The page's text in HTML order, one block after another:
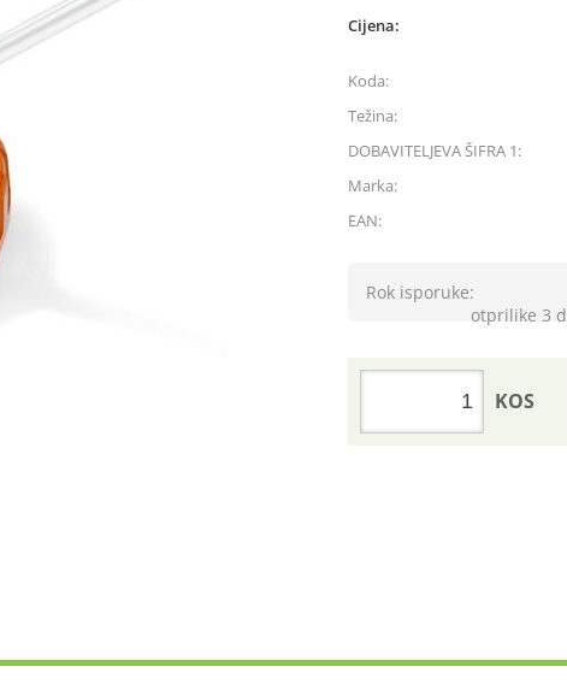
Cijena:
Koda:
Težina:
DOBAVITELJEVA ŠIFRA 1:
Marka:
EAN:
Rok isporuke:
otprilike 3
KOS